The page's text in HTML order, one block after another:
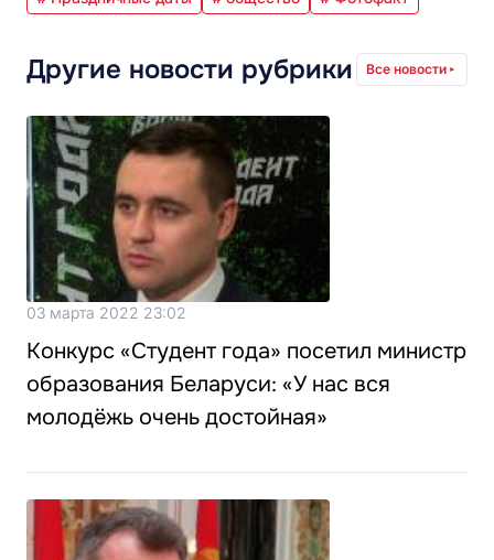
Другие новости рубрики Все новости
03 марта 2022 23:02
Конкурс «Студент года» посетил министр
образования Беларуси: «У нас вся
молодёжь очень достойная»